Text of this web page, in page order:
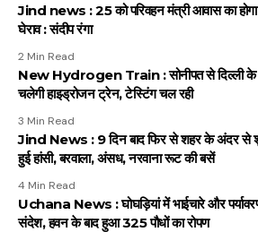
Jind news : 25 को परिवहन मंत्री आवास का होगा
घेराव : संदीप रंगा
2 Min Read
New Hydrogen Train : सोनीपत से दिल्ली के
चलेगी हाइड्रोजन ट्रेन, टेस्टिंग चल रही
3 Min Read
Jind News : 9 दिन बाद फिर से शहर के अंदर से
हुई हांसी, बरवाला, अंसध, नरवाना रूट की बसें
4 Min Read
Uchana News : घोघड़ियां में भाईचारे और
संदेश, हवन के बाद हुआ 325 पौधों का रोपण